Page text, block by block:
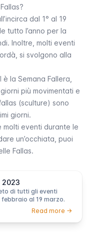
dal 1° al 19
tutto l’anno per la
Inoltre, molti eventi
, si svolgono alla
è la Semana Fallera
più movimentati e
(sculture) sono
giorni.
molti eventi durante le
un’occhiata, puoi
Fallas.
2023
di tutti gli eventi
al 19 marzo.
Read more ->